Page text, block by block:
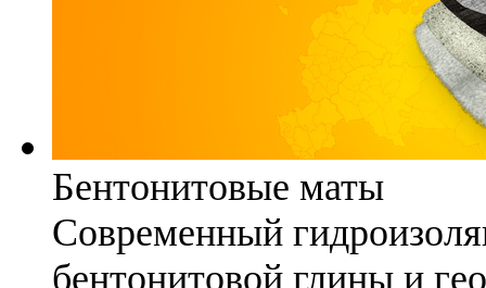
Бентонитовые маты
Современный
бентонитовой глины и